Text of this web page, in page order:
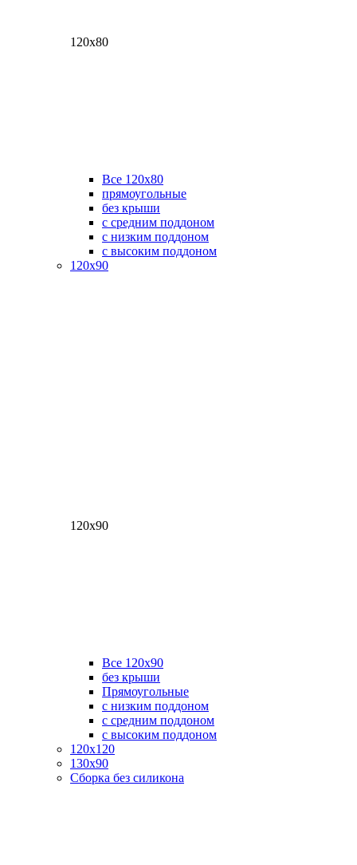
120х80
Все 120х80
прямоугольные
без крыши
с средним поддоном
с низким поддоном
с высоким поддоном
120х90
120х90
Все 120х90
без крыши
Прямоугольные
с низким поддоном
с средним поддоном
с высоким поддоном
120х120
130х90
Сборка без силикона